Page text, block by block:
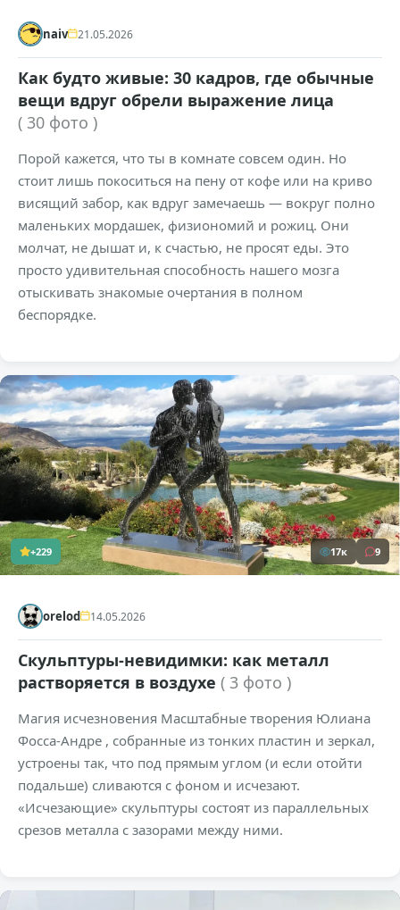
naiv 21.05.2026
Как будто живые: 30 кадров, где обычные
вещи вдруг обрели выражение лица
( 30 фото )
Порой кажется, что ты в комнате совсем один. Но
стоит лишь покоситься на пену от кофе или на криво
висящий забор, как вдруг замечаешь — вокруг полно
маленьких мордашек, физиономий и рожиц. Они
молчат, не дышат и, к счастью, не просят еды. Это
просто удивительная способность нашего мозга
отыскивать знакомые очертания в полном
беспорядке.
+229 17к 9
orelod 14.05.2026
Скульптуры-невидимки: как металл
растворяется в воздухе ( 3 фото )
Магия исчезновения Масштабные творения Юлиана
Фосса-Андре , собранные из тонких пластин и зеркал,
устроены так, что под прямым углом (и если отойти
подальше) сливаются с фоном и исчезают.
«Исчезающие» скульптуры состоят из параллельных
срезов металла с зазорами между ними.